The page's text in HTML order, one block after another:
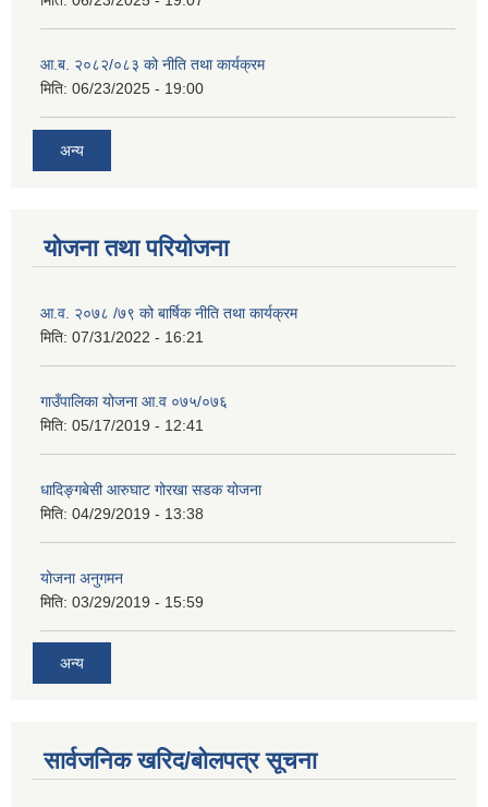
आ.ब. २०८२/०८३ को नीति तथा कार्यक्रम
मिति: 06/23/2025 - 19:00
अन्य
योजना तथा परियोजना
आ.व. २०७८ /७९ को बार्षिक नीति तथा कार्यक्रम
मिति: 07/31/2022 - 16:21
गाउँपालिका योजना आ.व ०७५/०७६
मिति: 05/17/2019 - 12:41
धादिङ्गबेसी आरुघाट गोरखा सडक योजना
मिति: 04/29/2019 - 13:38
योजना अनुगमन
मिति: 03/29/2019 - 15:59
अन्य
सार्वजनिक खरिद/बोलपत्र सूचना